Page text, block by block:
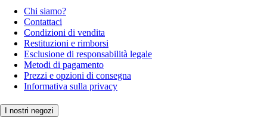
Chi siamo?
Contattaci
Condizioni di vendita
Restituzioni e rimborsi
Esclusione di responsabilità legale
Metodi di pagamento
Prezzi e opzioni di consegna
Informativa sulla privacy
I nostri negozi